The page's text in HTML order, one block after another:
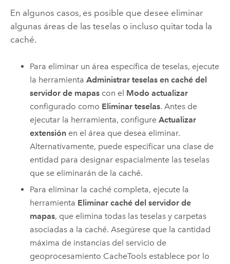
En algunos casos, es posible que desee eliminar
algunas áreas de las teselas o incluso quitar toda la
caché.
Para eliminar un área específica de teselas, ejecute
la herramientaAdministrar teselas en caché del
servidor de mapas con el Modo actualizar
configurado como Eliminar teselas. Antes de
ejecutar la herramienta, configureActualizar
extensión en el área que desea eliminar.
Alternativamente, puede especificar una clase de
entidad para designar espacialmente las teselas
que se eliminarán de la caché.
Para eliminar la caché completa, ejecute la
herramienta Eliminar caché del servidor de
mapas, que elimina todas las teselas y carpetas
asociadas a la caché. Asegúrese que la cantidad
máxima de instancias del servicio de
geoprocesamiento CacheTools establece por lo